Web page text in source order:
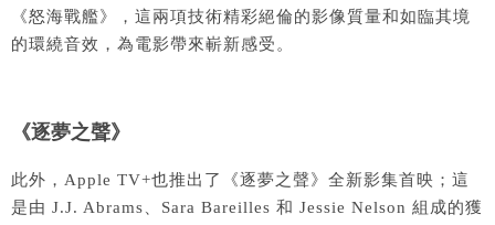
《怒海戰艦》，這兩項技術精彩絕倫的影像質量和如臨其境
的環繞音效，為電影帶來嶄新感受。
《逐夢之聲》
此外，Apple TV+也推出了《逐夢之聲》全新影集首映；這
是由 J.J. Abrams、Sara Bareilles 和 Jessie Nelson 組成的獲